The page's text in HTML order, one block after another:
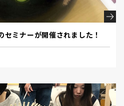
ミナーが開催されました！